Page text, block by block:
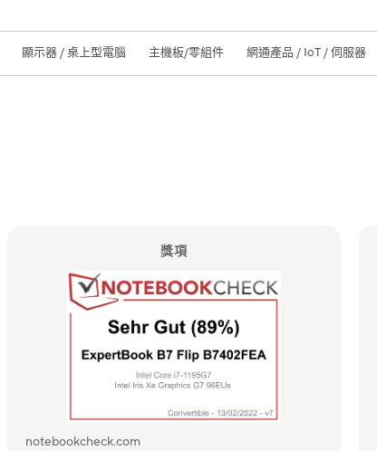
顯示器 / 桌上型電腦 主機板/零組件 網通產品 / IoT / 伺服器
獎項
notebookcheck.com